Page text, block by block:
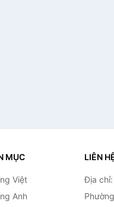
MỤC
Việt
Anh
LIÊN
Địa chỉ: